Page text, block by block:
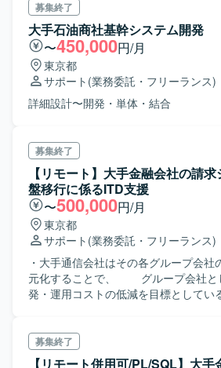
募集終了
大手石油商社基幹システム開発
〜450,000円/月
東京都
サポート (業務委託・フリーランス)
詳細設計〜開発・単体・結合
募集終了
【リモート】大手金融会社の請
盤移行に係るITD支援
〜500,000円/月
東京都
サポート (業務委託・フリーランス)
・大手通信会社はその各グループ会
元化することで、 グループ会社と
発・運用コストの低減を目標とし
そこへ集約する。 サービスインは
ている。 企業としてはシステム開
募集終了
【リモート併用可/PL/SQL】大